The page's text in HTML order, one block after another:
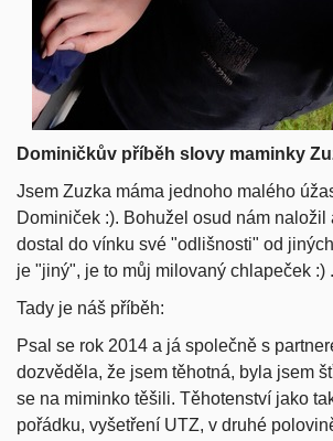
Dominičkův příběh slovy maminky
Jsem Zuzka máma jednoho malého
Dominiček :). Bohužel osud nám naložil
dostal do vínku své "odlišnosti" od
je "jiný", je to můj milovaný chlapeček :) .
Tady je náš příběh:
Psal se rok 2014 a já společně s
dozvěděla, že jsem těhotná, byla jsem
se na miminko těšili. Těhotenství jako
pořádku, vyšetření UTZ, v druhé